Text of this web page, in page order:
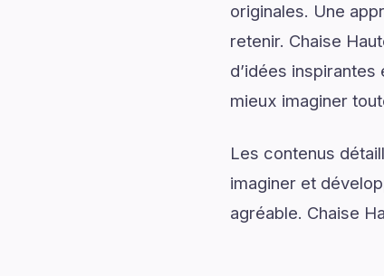
originales. Une
retenir. Chaise
d’idées
mieux imaginer
Les contenus
imaginer et
agréable. Chaise